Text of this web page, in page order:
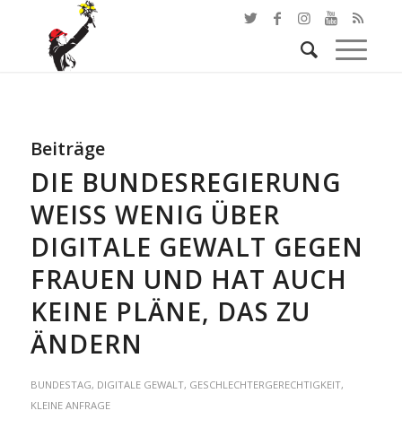
Beiträge
DIE BUNDESREGIERUNG
WEISS WENIG ÜBER D
IGITALE GEWALT GEGEN F
RAUEN UND HAT AUCH K
EINE PLÄNE, DAS ZU Ä
NDERN
BUNDESTAG, DIGITALE GEWALT, GESCHLECHTERGERECHTIGKEIT,
KLEINE ANFRAGE